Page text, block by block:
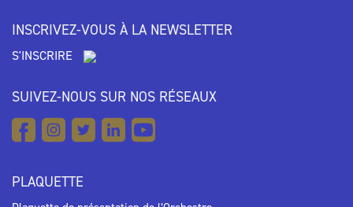
INSCRIVEZ-VOUS À LA NEWSLETTER
S'INSCRIRE
SUIVEZ-NOUS SUR NOS RÉSEAUX
PLAQUETTE